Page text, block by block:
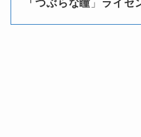
「つぶらな瞳 」 ライセ